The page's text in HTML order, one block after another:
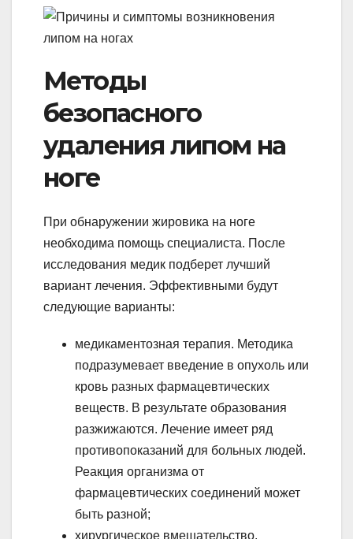
Методы
безопасного
удаления липом на
ноге
При обнаружении жировика на ноге
необходима помощь специалиста. После
исследования медик подберет лучший
вариант лечения. Эффективными будут
следующие варианты:
медикаментозная терапия. Методика
подразумевает введение в опухоль или
кровь разных фармацевтических
веществ. В результате образования
разжижаются. Лечение имеет ряд
противопоказаний для больных людей.
Реакция организма от
фармацевтических соединений может
быть разной;
хирургическое вмешательство.